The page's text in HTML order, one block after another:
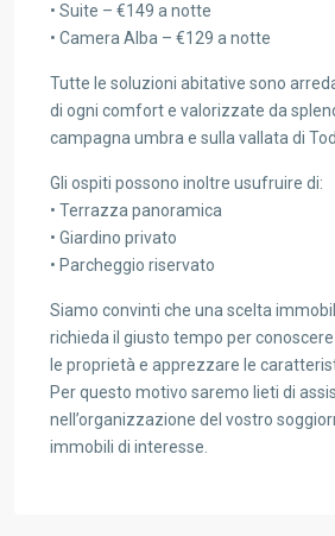
• Suite – €149 a notte
• Camera Alba – €129 a notte
Tutte le soluzioni abitative sono
di ogni comfort e valorizzate da
campagna umbra e sulla vallata di
Gli ospiti possono inoltre usufruire di:
• Terrazza panoramica
• Giardino privato
• Parcheggio riservato
Siamo convinti che una scelta
richieda il giusto tempo per
le proprietà e apprezzare le
Per questo motivo saremo lieti di
nell’organizzazione del vostro
immobili di interesse.